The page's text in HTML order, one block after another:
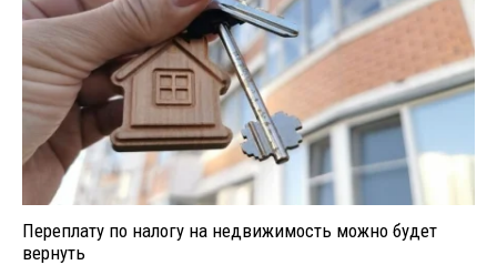
Переплату по налогу на недвижимость можно будет
вернуть